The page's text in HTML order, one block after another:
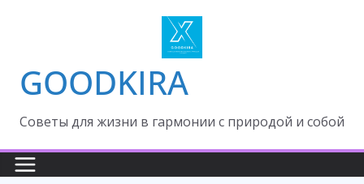
GOODKIRA
Cоветы для жизни в гармонии с природой и собой